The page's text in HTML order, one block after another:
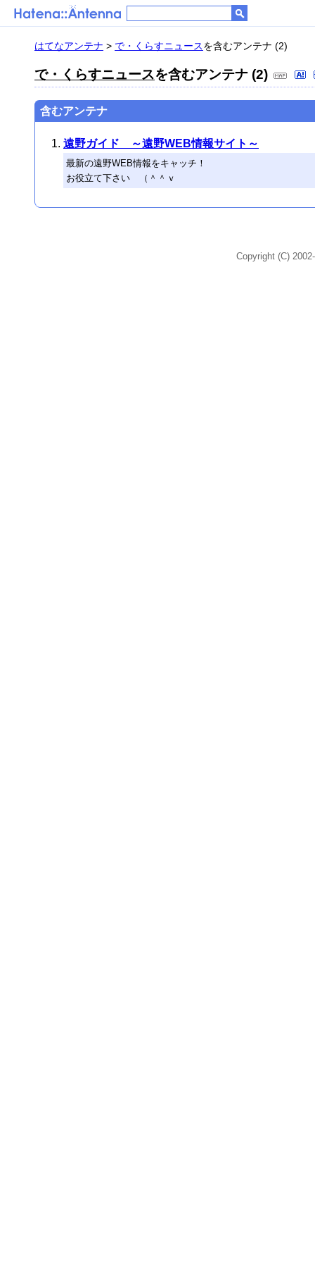
はてなアンテナ > で・くらすニュースを含むアンテナ (2)
で・くらすニュースを含むアンテナ (2)
含むアンテナ
遠野ガイド ～遠野WEB情報サイト～
最新の遠野WEB情報をキャッチ！
お役立て下さい （＾＾ｖ
Copyright (C)